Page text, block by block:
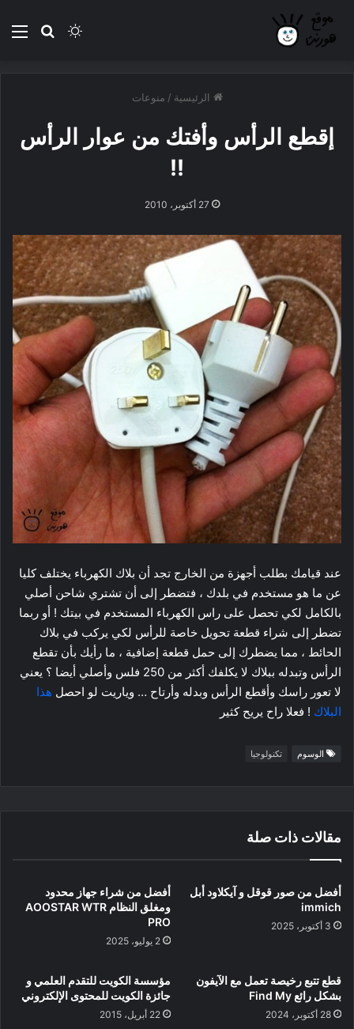
بحثالوضع
الرئيسية / منوعات
إقطع الرأس وأفتك من عوار الرأس
!!
27 أكتوبر، 2010
عند قيامك بطلب أجهزة من الخارج تجد أن بلاك الكهرباء يختلف كليا
عن ما هو مستخدم في بلدك ، فتضطر إلى أن تشتري شاحن أصلي
بالكامل لكي تحصل على راس الكهرباء المستخدم في بيتك ! أو ربما
تضطر إلى شراء قطعة تحويل خاصة للرأس لكي يركب في بلاك
الحائط ، مما يضطرك إلى حمل قطعة إضافية ، ما رأيك بأن تقطع
الرأس وتبدله ببلاك لا يكلفك أكثر من 250 فلس وأصلي أيضا ؟ يعني
لا تعور راسك وأقطع الرأس وبدله وأرتاح … وياريت لو احصل هذا
البلاك ! فعلا راح يريح كثير
الوسوم تكنولوجيا
مقالات ذات صلة
أفضل من صور قوقل و آيكلاود أبل
immich
3 أكتوبر، 2025
أفضل من شراء جهاز محدود
ومغلق النظام AOOSTAR WTR
PRO
2 يوليو، 2025
قطع تتبع رخيصة تعمل مع الآيفون
بشكل رائع Find My
28 أكتوبر، 2024
مؤسسة الكويت للتقدم العلمي و
جائزة الكويت للمحتوى الإلكتروني
22 أبريل، 2015